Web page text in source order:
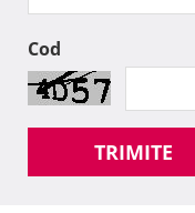
Cod
TRIMITE